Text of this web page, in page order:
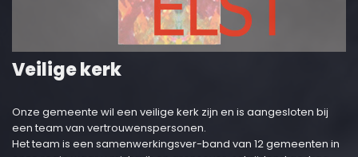
Veilige kerk
Onze gemeente wil een veilige kerk zijn en is aangesloten bij
een team van vertrouwenspersonen.
Het team is een samenwerkingsver-band van 12 gemeenten in